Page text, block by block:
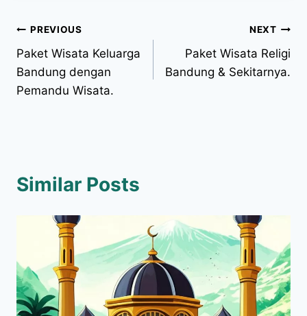
PREVIOUS
Paket Wisata Keluarga
Bandung dengan
Pemandu Wisata.
NEXT
Paket Wisata Religi
Bandung & Sekitarnya.
Similar Posts